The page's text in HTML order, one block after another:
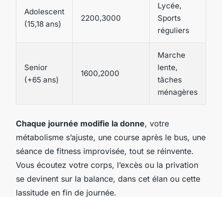
Adolescent
(15,18 ans)
2200,3000
Lycée,
Sports
réguliers
Senior
(+65 ans)
1600,2000
Marche
lente,
tâches
ménagères
Chaque journée modifie la donne, votre
métabolisme s’ajuste, une course après le bus, une
séance de fitness improvisée, tout se réinvente.
Vous écoutez votre corps, l’excès ou la privation
se devinent sur la balance, dans cet élan ou cette
lassitude en fin de journée.